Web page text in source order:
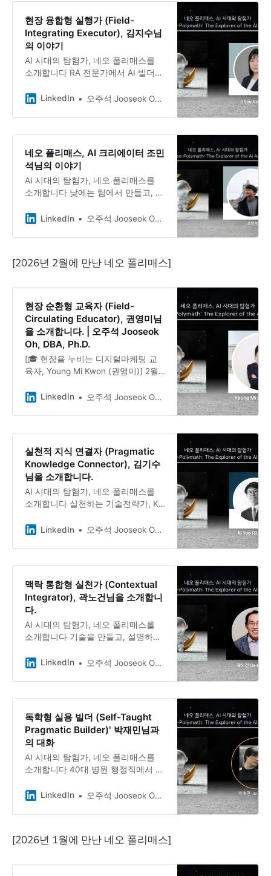
경영대학원 과제를 펼칩니다.
현장 융합형 실행가 (Field-
Integrating Executor), 김지수님
의 이야기
AI 시대의 탐험가, 네오 폴리매스를
소개합니다 RA 전문가에서 AI 빌더
약바이오 업계에서 의약품·의료기기
업무 자동화를 직접 구현하는 실험가
입니다. 사내 AI 이노베이터 캠프에서
감 하나가 지금의 모든 것을 시작하게
했습니다.
LinkedIn 오주석 Jooseok Oh, DBA, Ph.D.
네오 폴리매스, AI 크리에이터 조민
석님의 이야기
AI 시대의 탐험가, 네오 폴리매스를
소개합니다 낮에는 팀에서 만들고, 밤
민석님과의 대화 조민석 님은 야나두
텐츠를 기획·제작하는 마케터이자, 인
크리에이터입니다. 바이오 전공 대학
AI를 처음 접한 순간 ”판을 바꾸는 도
구”라는 감각 하나로 달려왔습니다.
LinkedIn 오주석 Jooseok Oh, DBA, Ph.D.
[2026년 2월에 만난 네오 폴리매스]
현장 순환형 교육자 (Field-
Circulating Educator), 권영미님
을 소개합니다. | 오주석 Jooseok
Oh, DBA, Ph.D.
[🎓 현장을 누비는 디지털마케팅 교
육자, Young Mi Kwon (권영미)] 2월
주인공을 소개합니다. ”억지로 몰두하
에서 교육을 기획하고, 네이버 검색광
오가는 Young Mi Kwon (권영미)님.
”한 가지 일에 막히면 다른 일로 흐름
을 바꿔요. 리프레시되어 돌아오면 다
시 집중할 수 있어요.” 출근길, 친구와
의 대화 중, 전혀 다른 맥락에서 아이
의 어려움은 ‘익숙하지 않음’에서 와
영미
LinkedIn 오주석 Jooseok Oh, DBA, Ph.D.
실천적 지식 연결자 (Pragmatic
Knowledge Connector), 김기수
님을 소개합니다.
AI 시대의 탐험가, 네오 폴리매스를
소개합니다 실천하는 기술전략가, Ki
를 담당하며 동시에 블로그와 링크드
김기수님. 2013년 MBA를 시작으로
야구를 통해 경영을 설명하는 책까지
LinkedIn 오주석 Jooseok Oh, DBA, Ph.D.
맥락 통합형 실천가 (Contextual
Integrator), 곽노건님을 소개합니
다.
AI 시대의 탐험가, 네오 폴리매스를
소개합니다 기술을 만들고, 설명하고,
IT 전문가이자 겸임교수, 그리고 성동
술을 연구하면서 동시에 대학원 강단
에 서고, 아파트 입주자 대표회의에도
LinkedIn 오주석 Jooseok Oh, DBA, Ph.D.
독학형 실용 빌더 (Self-Taught
Pragmatic Builder)′ 박재민님과
의 대화
AI 시대의 탐험가, 네오 폴리매스를
소개합니다 40대 병원 행정직에서 AI
료기관에서 전기·기계설비 유지보수
이에 AI를 독학으로 마스터하고, 현장
하는 박재민님.
LinkedIn 오주석 Jooseok Oh, DBA, Ph.D.
[2026년 1월에 만난 네오 폴리매스]